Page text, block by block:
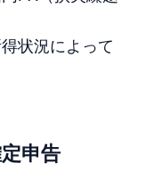
状況によって
申告